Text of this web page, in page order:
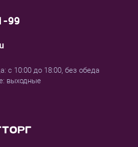
99
с 10:00 до 18:00, без обеда
выходные